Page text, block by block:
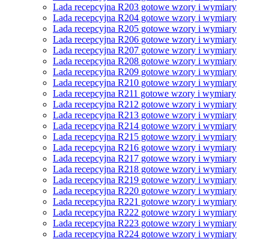
Lada recepcyjna R203 gotowe wzory i wymiary
Lada recepcyjna R204 gotowe wzory i wymiary
Lada recepcyjna R205 gotowe wzory i wymiary
Lada recepcyjna R206 gotowe wzory i wymiary
Lada recepcyjna R207 gotowe wzory i wymiary
Lada recepcyjna R208 gotowe wzory i wymiary
Lada recepcyjna R209 gotowe wzory i wymiary
Lada recepcyjna R210 gotowe wzory i wymiary
Lada recepcyjna R211 gotowe wzory i wymiary
Lada recepcyjna R212 gotowe wzory i wymiary
Lada recepcyjna R213 gotowe wzory i wymiary
Lada recepcyjna R214 gotowe wzory i wymiary
Lada recepcyjna R215 gotowe wzory i wymiary
Lada recepcyjna R216 gotowe wzory i wymiary
Lada recepcyjna R217 gotowe wzory i wymiary
Lada recepcyjna R218 gotowe wzory i wymiary
Lada recepcyjna R219 gotowe wzory i wymiary
Lada recepcyjna R220 gotowe wzory i wymiary
Lada recepcyjna R221 gotowe wzory i wymiary
Lada recepcyjna R222 gotowe wzory i wymiary
Lada recepcyjna R223 gotowe wzory i wymiary
Lada recepcyjna R224 gotowe wzory i wymiary